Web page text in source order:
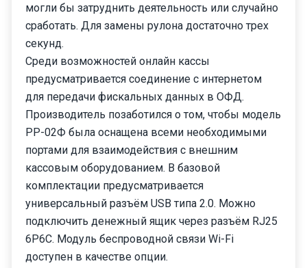
могли бы затруднить деятельность или случайно
сработать. Для замены рулона достаточно трех
секунд.
Среди возможностей онлайн кассы
предусматривается соединение с интернетом
для передачи фискальных данных в ОФД.
Производитель позаботился о том, чтобы модель
РР-02Ф была оснащена всеми необходимыми
портами для взаимодействия с внешним
кассовым оборудованием. В базовой
комплектации предусматривается
универсальный разъём USB типа 2.0. Можно
подключить денежный ящик через разъём RJ25
6P6C. Модуль беспроводной связи Wi-Fi
доступен в качестве опции.